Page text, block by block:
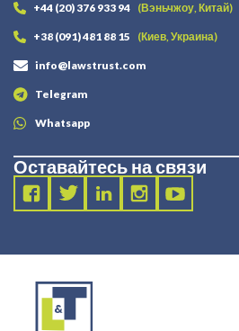
+44 (20) 376 933 94 (Вэньчжоу, Китай)
+38 (091) 481 88 15 (Киев, Украина)
info@lawstrust.com
Telegram
Whatsapp
Оставайтесь на связи